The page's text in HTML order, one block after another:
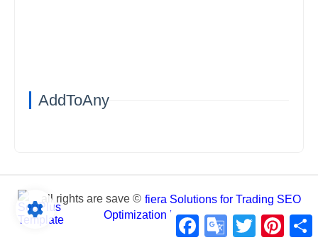
AddToAny
FacebookGoogle
Translate
Twitter
all rights are save © fiera Solutions for Trading SEO
Optimization business